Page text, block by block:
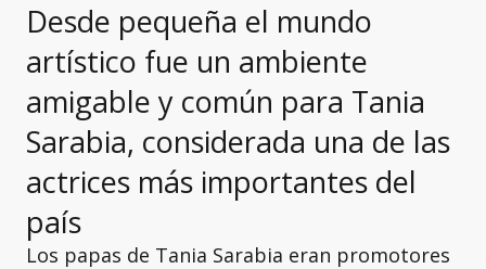
Desde pequeña el mundo
artístico fue un ambiente
amigable y común para Tania
Sarabia, considerada una de las
actrices más importantes del
país
Los papas de Tania Sarabia eran promotores